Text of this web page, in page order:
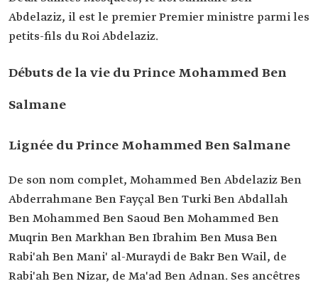
Premier ministre saoudien (depuis 2022).
Président du Conseil des affaires politiques et de
sécurité.
Président du Conseil d'administration du Fonds
précédents
Chef du Cabinet royal.
Superviseur général du bureau du ministre de la
Défense.
Conseiller à l'Autorité des experts du Conseil des
ministres.
Projets
NEOM.
Qiddiya.
Oxagon.
Abdelaziz, il est le premier Premier ministre parmi les
petits-fils du Roi Abdelaziz.
Débuts de la vie du Prince Mohammed Ben
Salmane
Lignée du Prince Mohammed Ben Salmane
De son nom complet, Mohammed Ben Abdelaziz Ben
Abderrahmane Ben Fayçal Ben Turki Ben Abdallah
Ben Mohammed Ben Saoud Ben Mohammed Ben
Muqrin Ben Markhan Ben Ibrahim Ben Musa Ben
Rabi'ah Ben Mani' al-Muraydi de Bakr Ben Wail, de
Rabi'ah Ben Nizar, de Ma'ad Ben Adnan. Ses ancêtres